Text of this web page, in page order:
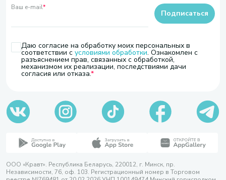
Ваш e-mail*
Даю согласие на обработку моих персональных в
соответствии с условиями обработки. Ознакомлен с
разъяснением прав, связанных с обработкой,
механизмом их реализации, последствиями дачи
согласия или отказа.
Подписаться
ООО «Кравт». Республика Беларусь, 220012, г. Минск, пр.
Независимости, 76, оф. 103. Регистрационный номер в Торговом